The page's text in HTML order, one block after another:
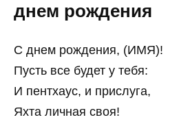
днем рождения
С днем рождения, (ИМЯ)!
Пусть все будет у тебя:
И пентхаус, и прислуга,
Яхта личная своя!